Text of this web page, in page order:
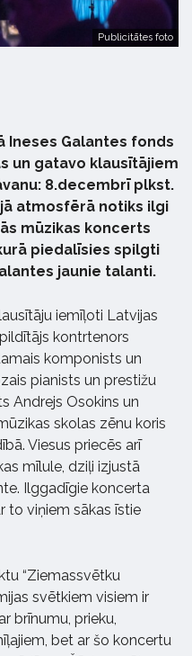
Publicitātes foto
Ineses Galantes fonds
un gatavo klausītājiem
8.decembrī plkst.
atmosfērā notiks ilgi
mūzikas koncerts
piedalīsies spilgti
jaunie talanti.
iemīļoti Latvijas
kontrtenors
komponists un
pianists un prestižu
Andrejs Osokins un
skolas zēnu koris
Viesus priecēs arī
mīlule, dziļi izjustā
Ilggadīgie koncerta
to viņiem sākas īstie
“Ziemassvētku
svētkiem visiem ir
brīnumu, prieku,
bet ar šo koncertu